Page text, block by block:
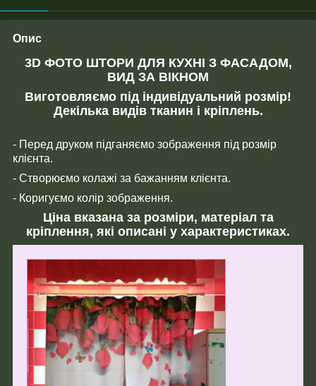
Опис
3D ФОТО ШТОРИ ДЛЯ КУХНІ З ФАСАДОМ,
ВИД ЗА ВІКНОМ
Виготовляємо під індивідуальний розмір!
Декілька видів тканин і кріплень.
- Перед друком підганяємо зображення під розмір
клієнта.
- Створюємо колажі за бажанням клієнта.
- Коригуємо колір зображення.
Ціна вказана за розміри, матеріал та
кріплення, які описані у характеристиках.